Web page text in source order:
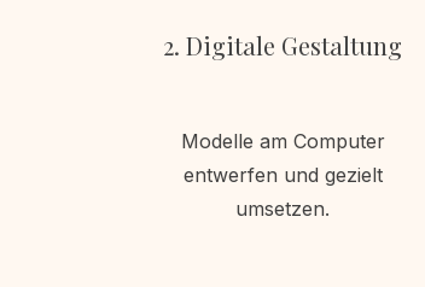
2. Digitale Gestaltung
Modelle am Computer
entwerfen und gezielt
umsetzen.